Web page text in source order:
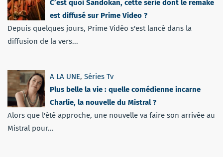
C’est quoi Sandokan, cette série dont le remake
est diffusé sur Prime Video ?
Depuis quelques jours, Prime Vidéo s'est lancé dans la
diffusion de la vers...
A LA UNE, Séries Tv
Plus belle la vie : quelle comédienne incarne
Charlie, la nouvelle du Mistral ?
Alors que l'été approche, une nouvelle va faire son arrivée au
Mistral pour...